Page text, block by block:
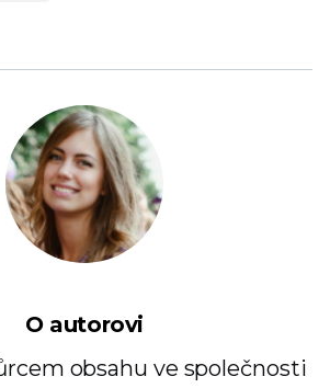
O autorovi
obsahu ve společnosti